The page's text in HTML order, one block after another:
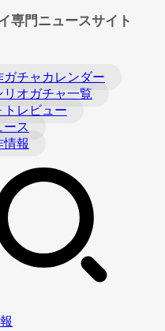
専門ニュースサイト
ガチャカレンダー
リオガチャ一覧
トレビュー
ース
情報